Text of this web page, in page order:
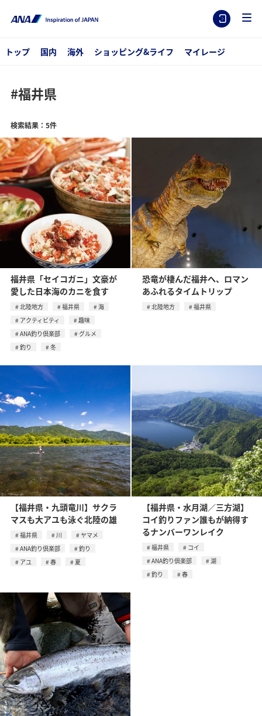
トップ 国内 海外 ショッピング&ライフ マイレージ
#福井県
検索結果：5件
福井県「セイコガニ」文豪が
愛した日本海のカニを食す
北陸地方 福井県
海
アクティビティ
趣味
ANA釣り倶楽部
グルメ
釣り
冬
恐竜が棲んだ福井へ、ロマン
あふれるタイムトリップ
北陸地方 福井県
【福井県・九頭竜川】サクラ
マスも大アユも泳ぐ北陸の雄
福井県 川
ヤマメ
ANA釣り倶楽部
釣り
アユ
春 夏
【福井県・水月湖／三方湖】
コイ釣りファン誰もが納得す
るナンバーワンレイク
福井県
コイ
ANA釣り倶楽部
湖
釣り
春